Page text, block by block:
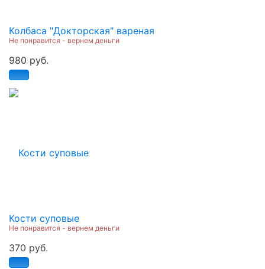
Колбаса "Докторская" вареная
Не понравится - вернем деньги
980 руб.
Кости суповые
Не понравится - вернем деньги
370 руб.